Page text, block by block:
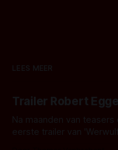
LEES MEER
Trailer Robert
Na maanden van
eerste trailer van